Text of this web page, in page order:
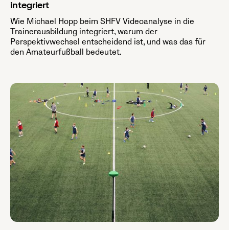
integriert
Wie Michael Hopp beim SHFV Videoanalyse in die
Trainerausbildung integriert, warum der
Perspektivwechsel entscheidend ist, und was das für
den Amateurfußball bedeutet.